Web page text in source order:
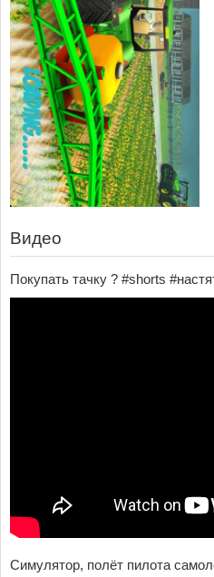
Видео
Покупать тачку ? #shorts
Симулятор, полёт пилота